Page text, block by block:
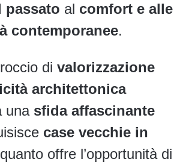
passato al comfort e alle
contemporanee.
di valorizzazione
architettonica
una sfida affascinante
case vecchie in
offre l’opportunità di